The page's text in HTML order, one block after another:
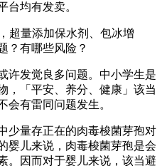
台均有发卖。
量添加保水剂、包冰增
？有哪些风险？
发觉良多问题。中小学生是
，「平安、养分、健康」该当
会有雷同问题发生。
量存正在的肉毒梭菌芽孢对
婴儿来说，肉毒梭菌芽孢是会
。因而对于婴儿来说，该当避